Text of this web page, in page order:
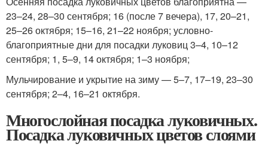
23–24, 28–30 сентября; 16 (после 7 вечера), 17, 20–21,
25–26 октября; 15–16, 21–22 ноября; условно-
благоприятные дни для посадки луковиц 3–4, 10–12
сентября; 1, 5–9, 14 октября; 1–3 ноября;
Мульчирование и укрытие на зиму — 5–7, 17–19, 23–30
сентября; 2–4, 16–21 октября.
Многослойная посадка луковичных.
Посадка луковичных цветов слоями